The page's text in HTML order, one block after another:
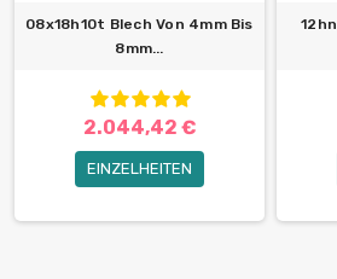
08x18h10t Blech Von 4mm Bis
8mm...
2.044,42 €
EINZELHEITEN